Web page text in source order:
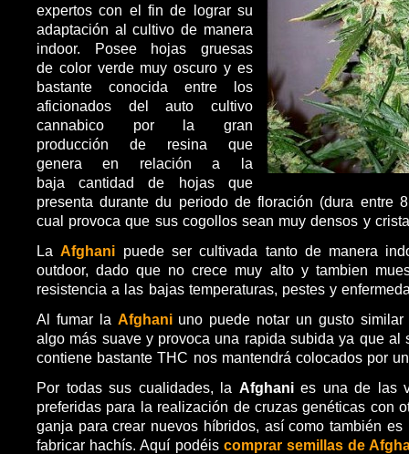
expertos con el fin de lograr su
adaptación al cultivo de manera
indoor. Posee hojas gruesas
de color verde muy oscuro y es
bastante conocida entre los
aficionados del auto cultivo
cannabico por la gran
producción de resina que
genera en relación a la
baja cantidad de hojas que
presenta durante du periodo de floración (dura entre
cual provoca que sus cogollos sean muy densos y
LaAfghani puede ser cultivada tanto de manera
outdoor, dado que no crece muy alto y tambien
resistencia a las bajas temperaturas, pestes y
Al fumar la Afghani uno puede notar un gusto
algo más suave y provoca una rapida subida ya que al
contiene bastante THC nos mantendrá colocados por
Por todas sus cualidades, la Afghanies una de las
preferidas para la realización de cruzas genéticas con
ganja para crear nuevos híbridos, así como también es
fabricar hachís. Aquí podéis comprar semillas de